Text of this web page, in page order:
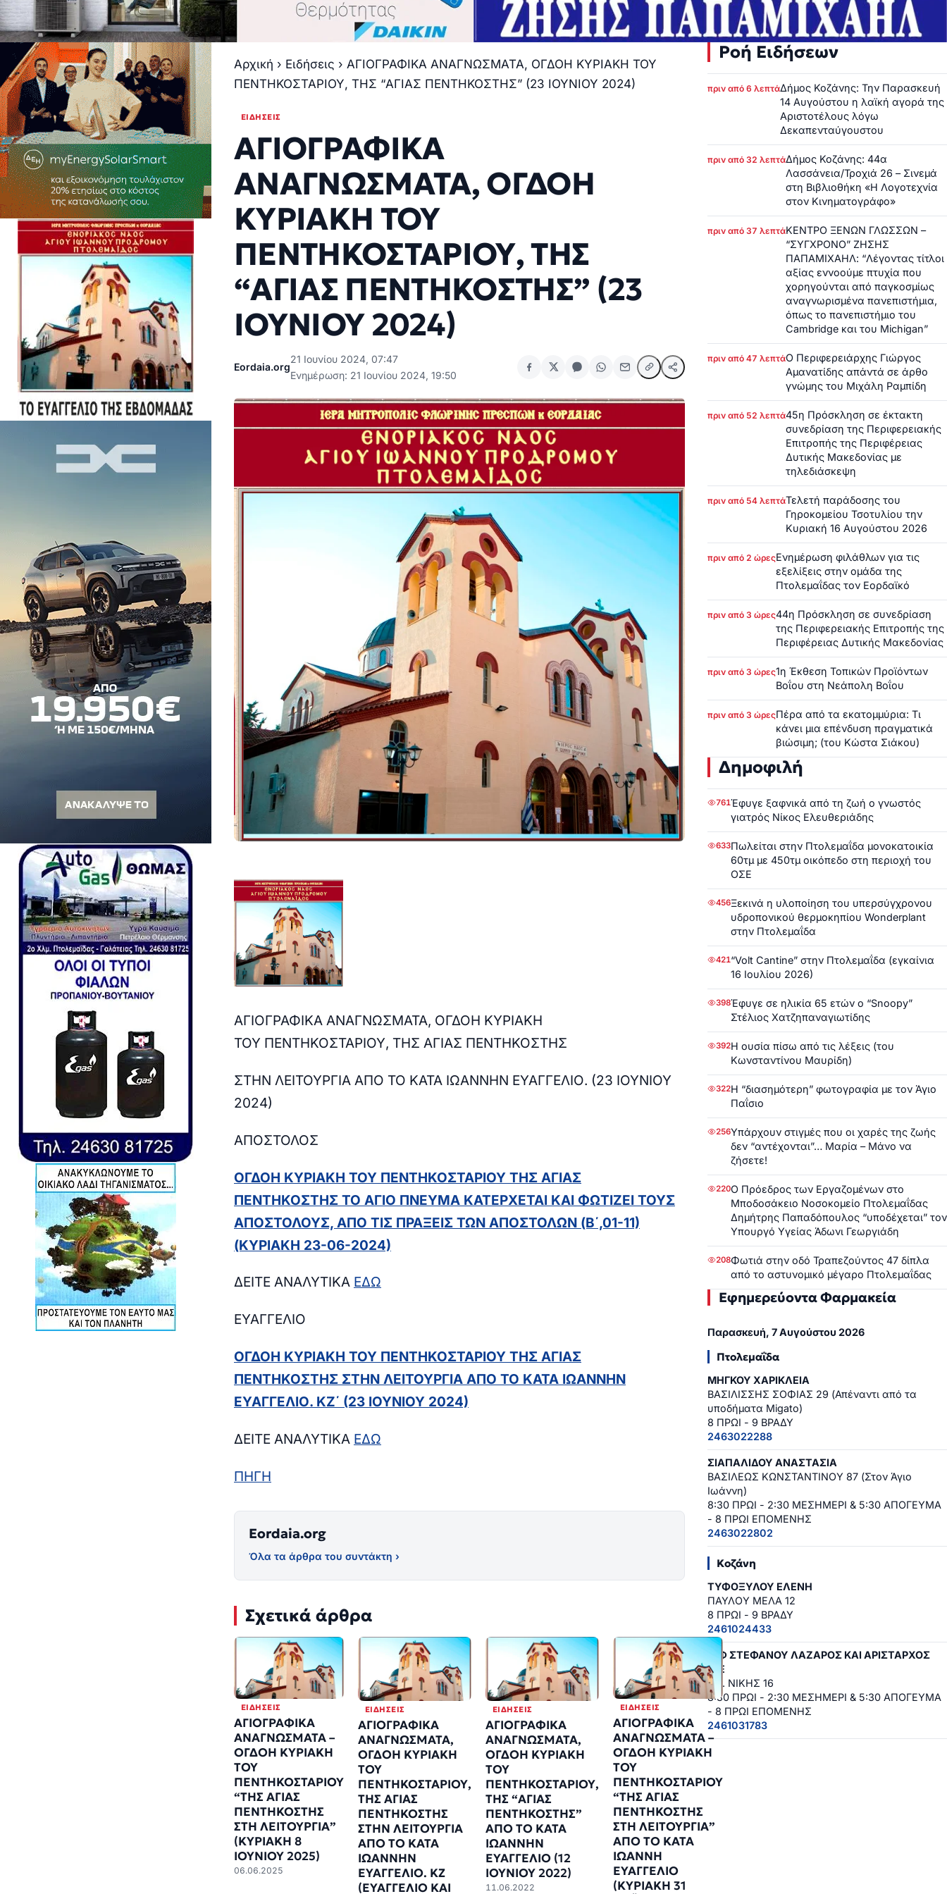
Αρχική › Ειδήσεις › ΑΓΙΟΓΡΑΦΙΚΑ ΑΝΑΓΝΩΣΜΑΤΑ, ΟΓΔΟΗ ΚΥΡΙΑΚΗ ΤΟΥ
ΠΕΝΤΗΚΟΣΤΑΡΙΟΥ, ΤΗΣ “ΑΓΙΑΣ ΠΕΝΤΗΚΟΣΤΗΣ” (23 ΙΟΥΝΙΟΥ 2024)
ΕΙΔΉΣΕΙΣ
ΑΓΙΟΓΡΑΦΙΚΑ
ΑΝΑΓΝΩΣΜΑΤΑ, ΟΓΔΟΗ
ΚΥΡΙΑΚΗ ΤΟΥ
ΠΕΝΤΗΚΟΣΤΑΡΙΟΥ, ΤΗΣ
“ΑΓΙΑΣ ΠΕΝΤΗΚΟΣΤΗΣ” (23
ΙΟΥΝΙΟΥ 2024)
Eordaia.org
21 Ιουνίου 2024, 07:47
Ενημέρωση: 21 Ιουνίου 2024, 19:50
ΑΓΙΟΓΡΑΦΙΚΑ ΑΝΑΓΝΩΣΜΑΤΑ, ΟΓΔΟΗ ΚΥΡΙΑΚΗ
ΤΟΥ ΠΕΝΤΗΚΟΣΤΑΡΙΟΥ, ΤΗΣ ΑΓΙΑΣ ΠΕΝΤΗΚΟΣΤΗΣ
ΣΤΗΝ ΛΕΙΤΟΥΡΓΙΑ ΑΠΟ ΤΟ ΚΑΤΑ ΙΩΑΝΝΗΝ ΕΥΑΓΓΕΛΙΟ. (23 ΙΟΥΝΙΟΥ
2024)
ΑΠΟΣΤΟΛΟΣ
ΟΓΔΟΗ ΚΥΡΙΑΚΗ ΤΟΥ ΠΕΝΤΗΚΟΣΤΑΡΙΟΥ ΤΗΣ ΑΓΙΑΣ
ΠΕΝΤΗΚΟΣΤΗΣ ΤΟ ΑΓΙΟ ΠΝΕΥΜΑ ΚΑΤΕΡΧΕΤΑΙ ΚΑΙ ΦΩΤΙΖΕΙ ΤΟΥΣ
ΑΠΟΣΤΟΛΟΥΣ, ΑΠΟ ΤΙΣ ΠΡΑΞΕΙΣ ΤΩΝ ΑΠΟΣΤΟΛΩΝ (Β΄,01-11)
(ΚΥΡΙΑΚΗ 23-06-2024)
ΔΕΙΤΕ ΑΝΑΛΥΤΙΚΑ ΕΔΩ
ΕΥΑΓΓΕΛΙΟ
ΟΓΔΟΗ ΚΥΡΙΑΚΗ ΤΟΥ ΠΕΝΤΗΚΟΣΤΑΡΙΟΥ ΤΗΣ ΑΓΙΑΣ
ΠΕΝΤΗΚΟΣΤΗΣ ΣΤΗΝ ΛΕΙΤΟΥΡΓΙΑ ΑΠΟ ΤΟ ΚΑΤΑ ΙΩΑΝΝΗΝ
ΕΥΑΓΓΕΛΙΟ. ΚΖ΄ (23 ΙΟΥΝΙΟΥ 2024)
ΔΕΙΤΕ ΑΝΑΛΥΤΙΚΑ ΕΔΩ
ΠΗΓΗ
Eordaia.org
Όλα τα άρθρα του συντάκτη ›
Σχετικά άρθρα
ΕΙΔΉΣΕΙΣ
ΑΓΙΟΓΡΑΦΙΚΑ
ΑΝΑΓΝΩΣΜΑΤΑ –
ΟΓΔΟΗ ΚΥΡΙΑΚΗ
ΤΟΥ
ΠΕΝΤΗΚΟΣΤΑΡΙΟΥ
“ΤΗΣ ΑΓΙΑΣ
ΠΕΝΤΗΚΟΣΤΗΣ
ΣΤΗ ΛΕΙΤΟΥΡΓΙΑ”
(ΚΥΡΙΑΚΗ 8
ΙΟΥΝΙΟΥ 2025)
06.06.2025
ΕΙΔΉΣΕΙΣ
ΑΓΙΟΓΡΑΦΙΚΑ
ΑΝΑΓΝΩΣΜΑΤΑ,
ΟΓΔΟΗ ΚΥΡΙΑΚΗ
ΤΟΥ
ΠΕΝΤΗΚΟΣΤΑΡΙΟΥ,
ΤΗΣ ΑΓΙΑΣ
ΠΕΝΤΗΚΟΣΤΗΣ
ΣΤΗΝ ΛΕΙΤΟΥΡΓΙΑ
ΑΠΟ ΤΟ ΚΑΤΑ
ΙΩΑΝΝΗΝ
ΕΥΑΓΓΕΛΙΟ. ΚΖ
(ΕΥΑΓΓΕΛΙΟ ΚΑΙ
ΕΙΔΉΣΕΙΣ
ΑΓΙΟΓΡΑΦΙΚΑ
ΑΝΑΓΝΩΣΜΑΤΑ,
ΟΓΔΟΗ ΚΥΡΙΑΚΗ
ΤΟΥ
ΠΕΝΤΗΚΟΣΤΑΡΙΟΥ,
ΤΗΣ “ΑΓΙΑΣ
ΠΕΝΤΗΚΟΣΤΗΣ”
ΑΠΟ ΤΟ ΚΑΤΑ
ΙΩΑΝΝΗΝ
ΕΥΑΓΓΕΛΙΟ (12
ΙΟΥΝΙΟΥ 2022)
11.06.2022
ΕΙΔΉΣΕΙΣ
ΑΓΙΟΓΡΑΦΙΚΑ
ΑΝΑΓΝΩΣΜΑΤΑ –
ΟΓΔΟΗ ΚΥΡΙΑΚΗ
ΤΟΥ
ΠΕΝΤΗΚΟΣΤΑΡΙΟΥ
“ΤΗΣ ΑΓΙΑΣ
ΠΕΝΤΗΚΟΣΤΗΣ
ΣΤΗ ΛΕΙΤΟΥΡΓΙΑ”
ΑΠΟ ΤΟ ΚΑΤΑ
ΙΩΑΝΝΗ
ΕΥΑΓΓΕΛΙΟ
(ΚΥΡΙΑΚΗ 31
Ροή Ειδήσεων
πριν από 6 λεπτάΔήμος Κοζάνης: Την Παρασκευή
14 Αυγούστου η λαϊκή αγορά της
Αριστοτέλους λόγω
Δεκαπενταύγουστου
πριν από 32 λεπτάΔήμος Κοζάνης: 44α
Λασσάνεια/Τροχιά 26 – Σινεμά
στη Βιβλιοθήκη «Η Λογοτεχνία
στον Κινηματογράφο»
πριν από 37 λεπτάΚΕΝΤΡΟ ΞΕΝΩΝ ΓΛΩΣΣΩΝ –
“ΣΥΓΧΡΟΝΟ” ΖΗΣΗΣ
ΠΑΠΑΜΙΧΑΗΛ: “Λέγοντας τίτλοι
αξίας εννοούμε πτυχία που
χορηγούνται από παγκοσμίως
αναγνωρισμένα πανεπιστήμια,
όπως το πανεπιστήμιο του
Cambridge και του Michigan”
πριν από 47 λεπτάΟ Περιφερειάρχης Γιώργος
Αμανατίδης απάντά σε άρθο
γνώμης του Μιχάλη Ραμπίδη
πριν από 52 λεπτά45η Πρόσκληση σε έκτακτη
συνεδρίαση της Περιφερειακής
Επιτροπής της Περιφέρειας
Δυτικής Μακεδονίας με
τηλεδιάσκεψη
πριν από 54 λεπτάΤελετή παράδοσης του
Γηροκομείου Τσοτυλίου την
Κυριακή 16 Αυγούστου 2026
πριν από 2 ώρεςΕνημέρωση φιλάθλων για τις
εξελίξεις στην ομάδα της
Πτολεμαΐδας τον Εορδαϊκό
πριν από 3 ώρες44η Πρόσκληση σε συνεδρίαση
της Περιφερειακής Επιτροπής της
Περιφέρειας Δυτικής Μακεδονίας
πριν από 3 ώρες1η Έκθεση Τοπικών Προϊόντων
Βοΐου στη Νεάπολη Βοΐου
πριν από 3 ώρεςΠέρα από τα εκατομμύρια: Τι
κάνει μια επένδυση πραγματικά
βιώσιμη; (του Κώστα Σιάκου)
Δημοφιλή
761Έφυγε ξαφνικά από τη ζωή ο γνωστός
γιατρός Νίκος Ελευθεριάδης
633Πωλείται στην Πτολεμαΐδα μονοκατοικία
60τμ με 450τμ οικόπεδο στη περιοχή του
ΟΣΕ
456Ξεκινά η υλοποίηση του υπερσύγχρονου
υδροπονικού θερμοκηπίου Wonderplant
στην Πτολεμαΐδα
421“Volt Cantine” στην Πτολεμαΐδα (εγκαίνια
16 Ιουλίου 2026)
398Έφυγε σε ηλικία 65 ετών ο “Snoopy”
Στέλιος Χατζηπαναγιωτίδης
392Η ουσία πίσω από τις λέξεις (του
Κωνσταντίνου Μαυρίδη)
322Η “διασημότερη” φωτογραφία με τον Άγιο
Παΐσιο
256Υπάρχουν στιγμές που οι χαρές της ζωής
δεν “αντέχονται”… Μαρία – Μάνο να
ζήσετε!
220Ο Πρόεδρος των Εργαζομένων στο
Μποδοσάκειο Νοσοκομείο Πτολεμαΐδας
Δημήτρης Παπαδόπουλος “υποδέχεται” τον
Υπουργό Υγείας Άδωνι Γεωργιάδη
208Φωτιά στην οδό Τραπεζούντος 47 δίπλα
από το αστυνομικό μέγαρο Πτολεμαΐδας
Εφημερεύοντα Φαρμακεία
Παρασκευή, 7 Αυγούστου 2026
Πτολεμαΐδα
ΜΗΓΚΟΥ ΧΑΡΙΚΛΕΙΑ
ΒΑΣΙΛΙΣΣΗΣ ΣΟΦΙΑΣ 29 (Απέναντι από τα
υποδήματα Migato)
8 ΠΡΩΙ - 9 ΒΡΑΔΥ
2463022288
ΣΙΑΠΑΛΙΔΟΥ ΑΝΑΣΤΑΣΙΑ
ΒΑΣΙΛΕΩΣ ΚΩΝΣΤΑΝΤΙΝΟΥ 87 (Στον Άγιο
Ιωάννη)
8:30 ΠΡΩΙ - 2:30 ΜΕΣΗΜΕΡΙ & 5:30 ΑΠΟΓΕΥΜΑ
- 8 ΠΡΩΙ ΕΠΟΜΕΝΗΣ
2463022802
Κοζάνη
ΤΥΦΟΞΥΛΟΥ ΕΛΕΝΗ
ΠΑΥΛΟΥ ΜΕΛΑ 12
8 ΠΡΩΙ - 9 ΒΡΑΔΥ
2461024433
Σ.Φ ΣΤΕΦΑΝΟΥ ΛΑΖΑΡΟΣ ΚΑΙ ΑΡΙΣΤΑΡΧΟΣ
Ο.Ε
ΠΛ. ΝΙΚΗΣ 16
8:30 ΠΡΩΙ - 2:30 ΜΕΣΗΜΕΡΙ & 5:30 ΑΠΟΓΕΥΜΑ
- 8 ΠΡΩΙ ΕΠΟΜΕΝΗΣ
2461031783